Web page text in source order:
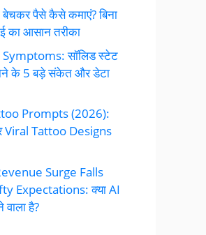
पैसे कैसे कमाएं? बिना
का आसान तरीका
सॉलिड स्टेट
के 5 बड़े संकेत और डेटा
Prompts (2026):
Viral Tattoo Designs
Surge Falls
Expectations: क्या AI
वाला है?